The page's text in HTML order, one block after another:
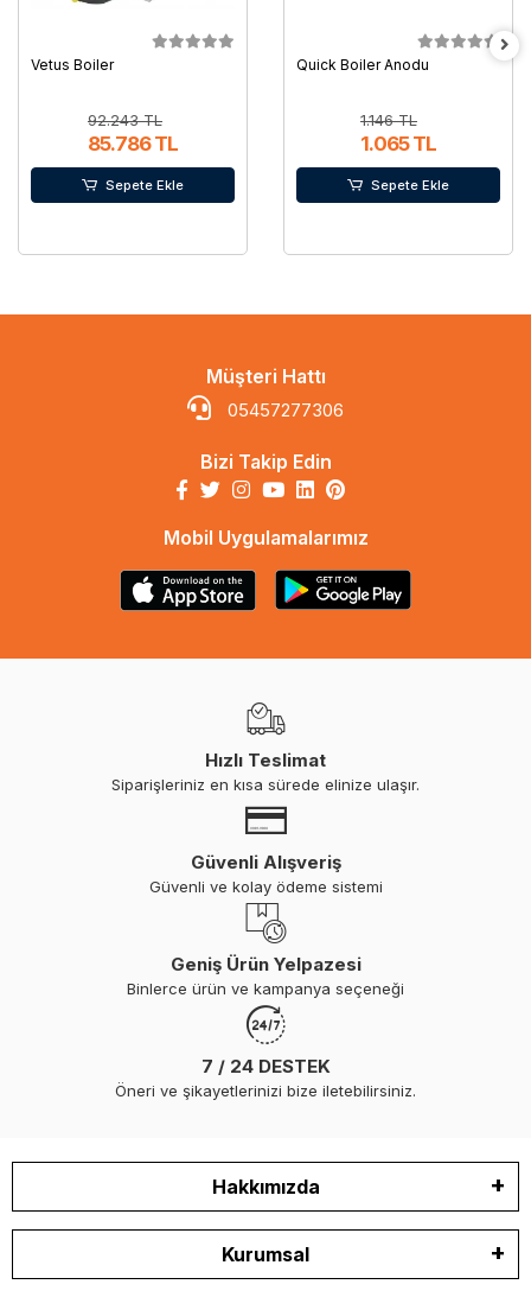
Vetus Boiler
92.243 TL
85.786 TL
Sepete Ekle
Quick Boiler Anodu
1.146 TL
1.065 TL
Sepete Ekle
Müşteri Hattı
05457277306
Bizi Takip Edin
Mobil Uygulamalarımız
Hızlı Teslimat
Siparişleriniz en kısa sürede elinize ulaşır.
Güvenli Alışveriş
Güvenli ve kolay ödeme sistemi
Geniş Ürün Yelpazesi
Binlerce ürün ve kampanya seçeneği
7 / 24 DESTEK
Öneri ve şikayetlerinizi bize iletebilirsiniz.
Hakkımızda
Kurumsal